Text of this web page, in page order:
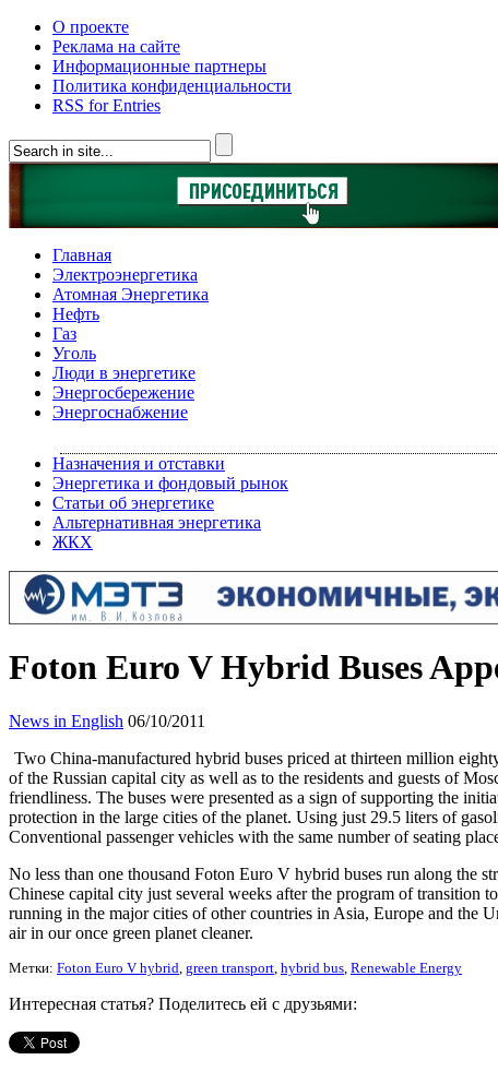
О проекте
Реклама на сайте
Информационные партнеры
Политика конфиденциальности
RSS for Entries
Главная
Электроэнергетика
Атомная Энергетика
Нефть
Газ
Уголь
Люди в энергетике
Энергосбережение
Энергоснабжение
Назначения и отставки
Энергетика и фондовый рынок
Статьи об энергетике
Альтернативная энергетика
ЖКХ
Foton Euro V Hybrid Buses
News in English 06/10/2011
Two China-manufactured hybrid buses priced at thirteen million
of the Russian capital city as well as to the residents and guests of
friendliness. The buses were presented as a sign of supporting the
protection in the large cities of the planet. Using just 29.5 liters of
Conventional passenger vehicles with the same number of seating
No less than one thousand Foton Euro V hybrid buses run along the
Chinese capital city just several weeks after the program of transition
running in the major cities of other countries in Asia, Europe and the
air in our once green planet cleaner.
Метки: Foton Euro V hybrid, green transport, hybrid bus, Renewable Energy
Интересная статья? Поделитесь ей с друзьями: